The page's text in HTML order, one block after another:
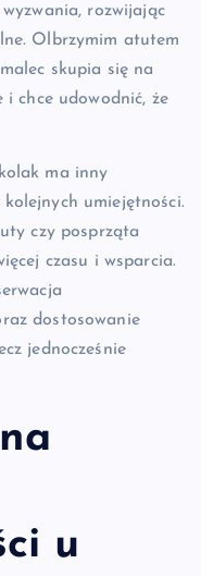
rozwijając
Olbrzymim atutem
skupia się na
i chce udowodnić, że
ma inny
umiejętności.
czy posprząta
czasu i wsparcia.
dostosowanie
jednocześnie
u